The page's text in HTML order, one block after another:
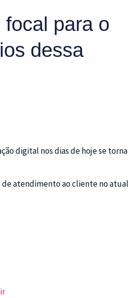
para o
dessa
digital nos dias de hoje se torna
atendimento ao cliente no atual